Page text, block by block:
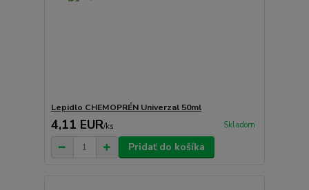
Lepidlo CHEMOPRÉN Univerzal 50ml
4,11 EUR/ks Skladom
Pridať do košíka